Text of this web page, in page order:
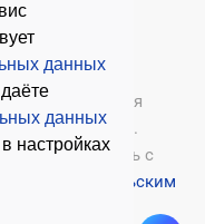
данных
данных
настройках
для
оборудование.
ознакомьтесь с
Пользовательским